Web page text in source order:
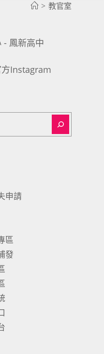
> 教官室
- 鳳新高中
Instagram
申請
區
發